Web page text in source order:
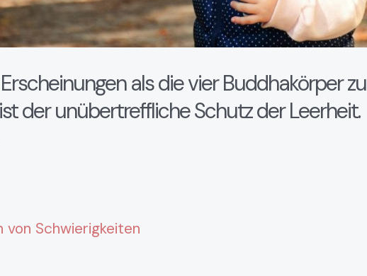
als die vier Buddhakörper zu
der unübertreffliche Schutz der Leerheit.
von Schwierigkeiten